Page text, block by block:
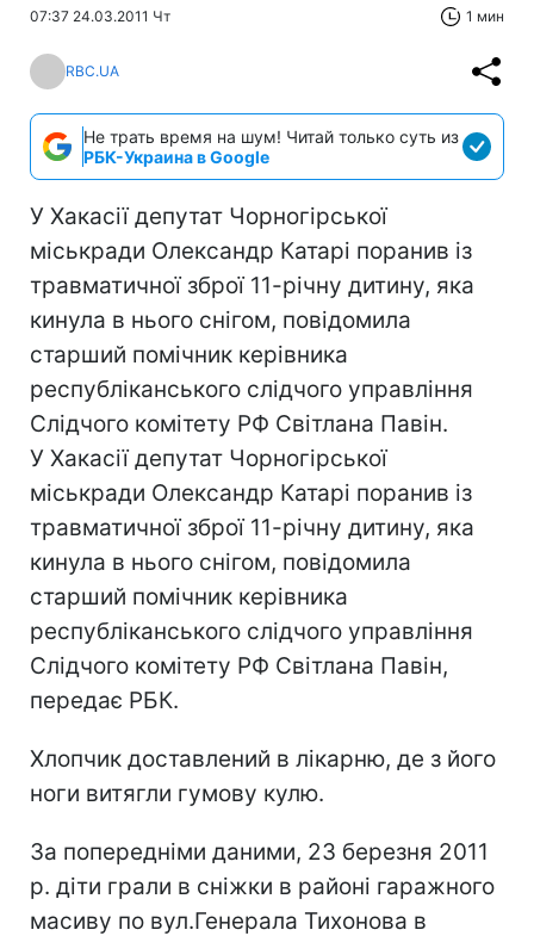
07:37 24.03.2011 Чт 1 мин
RBC.UA
Не трать время на шум! Читай только суть из
РБК-Украина в Google
У Хакасії депутат Чорногірської
міськради Олександр Катарі поранив із
травматичної зброї 11-річну дитину, яка
кинула в нього снігом, повідомила
старший помічник керівника
республіканського слідчого управління
Слідчого комітету РФ Світлана Павін.
У Хакасії депутат Чорногірської
міськради Олександр Катарі поранив із
травматичної зброї 11-річну дитину, яка
кинула в нього снігом, повідомила
старший помічник керівника
республіканського слідчого управління
Слідчого комітету РФ Світлана Павін,
передає РБК.
Хлопчик доставлений в лікарню, де з його
ноги витягли гумову кулю.
За попередніми даними, 23 березня 2011
р. діти грали в сніжки в районі гаражного
масиву по вул.Генерала Тихонова в